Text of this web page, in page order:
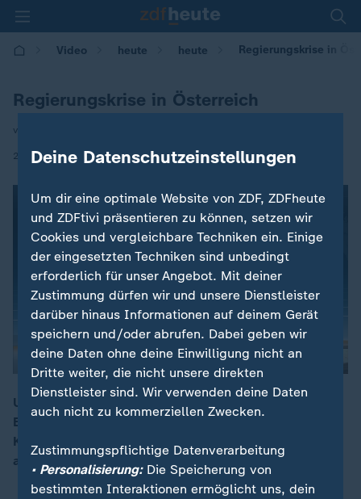
Video heute heute Regierungskrise in
Regierungskrise in Österreich
von Eva Schiller
20.05.2019 | 11:14
Um zu vermeiden, dass Innenminister Kickl die
Ermittlungen rund um die Ibiza-Affäre leitet, plant
Kurz ihn zu entlassen. Die FPÖ hat daraufhin
angekündigt, alle ihre Minister abzuziehen.
Deine Datenschutzeinstellungen
Um dir eine optimale Website von ZDF, ZDFheute
und ZDFtivi präsentieren zu können, setzen wir
Cookies und vergleichbare Techniken ein. Einige
der eingesetzten Techniken sind unbedingt
erforderlich für unser Angebot. Mit deiner
Zustimmung dürfen wir und unsere Dienstleister
darüber hinaus Informationen auf deinem Gerät
speichern und/oder abrufen. Dabei geben wir
deine Daten ohne deine Einwilligung nicht an
Dritte weiter, die nicht unsere direkten
Dienstleister sind. Wir verwenden deine Daten
auch nicht zu kommerziellen Zwecken.
Zustimmungspflichtige Datenverarbeitung
• Personalisierung:Die Speicherung von
bestimmten Interaktionen ermöglicht uns, dein